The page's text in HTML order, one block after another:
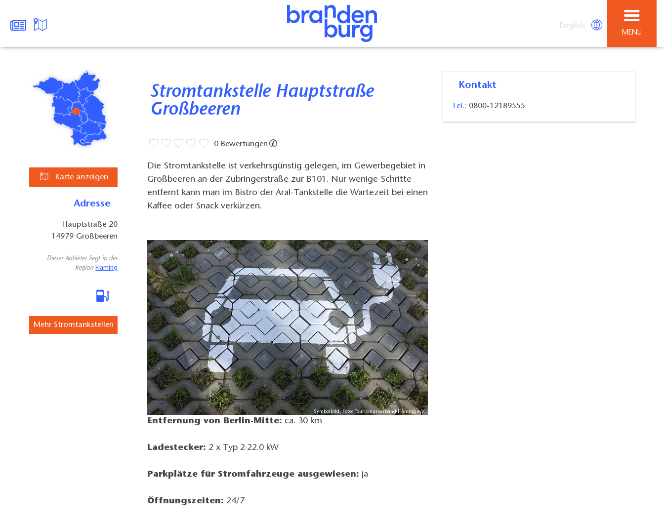
English
MENÜ
Karte anzeigen
Adresse
Hauptstraße 20
14979 Großbeeren
Dieser Anbieter liegt in der
Region Fläming
Mehr Stromtankstellen
Stromtankstelle Hauptstraße
Großbeeren
0 Bewertungen
Die Stromtankstelle ist verkehrsgünstig gelegen, im Gewerbegebiet in
Großbeeren an der Zubringerstraße zur B101. Nur wenige Schritte
entfernt kann man im Bistro der Aral-Tankstelle die Wartezeit bei einen
Kaffee oder Snack verkürzen.
Symbolbild, Foto: Tourismusverband Fläming e.V.
Entfernung von Berlin-Mitte: ca. 30 km
Ladestecker: 2 x Typ 2·22.0 kW
Parkplätze für Stromfahrzeuge ausgewiesen: ja
Öffnungszeiten: 24/7
Kontakt
Tel.: 0800-12189555